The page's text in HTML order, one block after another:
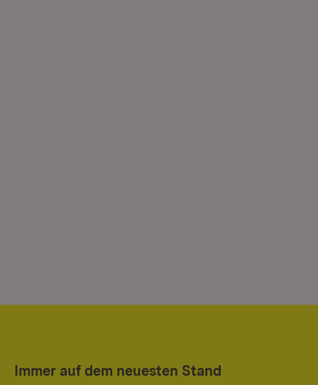
Immer auf dem neuesten Stand